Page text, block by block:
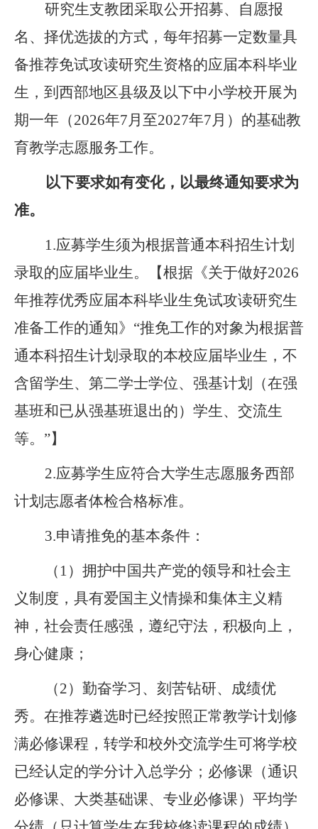
研究生支教团采取公开招募、自愿报
名、择优选拔的方式，每年招募一定数量具
备推荐免试攻读研究生资格的应届本科毕业
生， 到西部地区县级及以下中小学校开展为
期一年（2026年7月至2027年7月）的基础教
育教学志愿服务工作。
以下要求如有变化，以最终通知要求为
准。
1.应募学生须为根据普通本科招生计划
录取的应届毕业生。
【根据《关于做好2026
年推荐优秀应届本科毕业生免试攻读研究生
准备工作的通知》 “推免工作的对象为根据普
通本科招生计划录取的本校应届毕业生，不
含留学生、第二学士学位、强基计划（在强
基班和已从强基班退出的）学生、交流生
等。 ”】
2.应募学生应符合大学生志愿服务西部
计划志愿者体检合格标准。
3.申请推免的基本条件：
（ 1）拥护中国共产党的领导和社会主
义制度，具有爱国主义情操和集体主义精
神，社会责任感强，遵纪守法，积极向上，
身心健康；
（2）勤奋学习、刻苦钻研、成绩优
秀。在推荐遴选时已经按照正常教学计划修
满必修课程，转学和校外交流学生可将学校
已经认定的学分计入总学分；必修课（通识
必修课、大类基础课、专业必修课）平均学